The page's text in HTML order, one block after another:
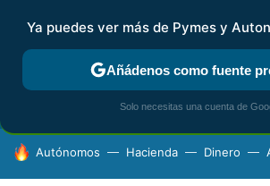
FISCALIDAD Y CONTABILIDAD KIT
HOY SE HABLA DE
Autónomos Hacienda Dinero
Ya puedes ver más de Pymes y
Añádenos como fuente
Solo necesitas una cuenta de